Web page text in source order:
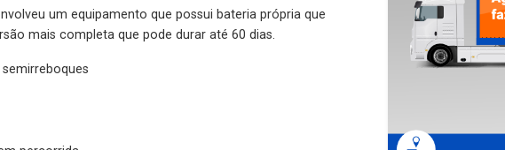
um equipamento que possui bateria própria que
mais completa que pode durar até 60 dias.
percorrida